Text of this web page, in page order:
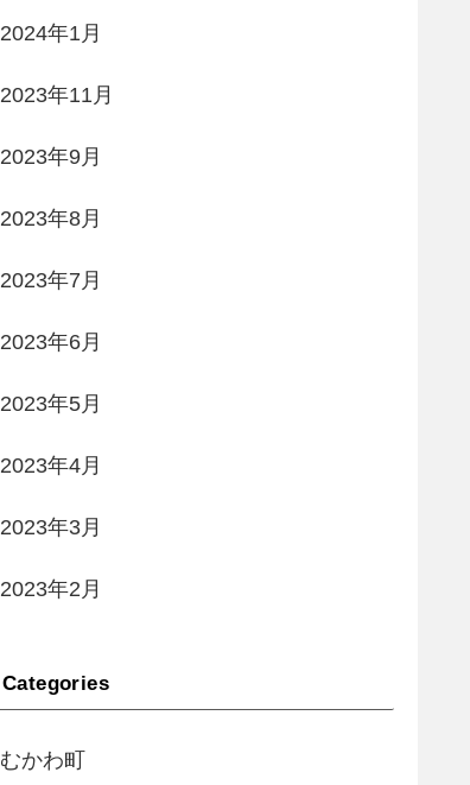
2024年1月
2023年11月
2023年9月
2023年8月
2023年7月
2023年6月
2023年5月
2023年4月
2023年3月
2023年2月
Categories
むかわ町